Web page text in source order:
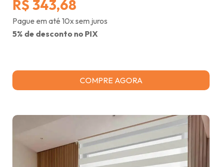
R$ 343,68
Pague em até 10x sem juros
5% de desconto no PIX
COMPRE AGORA